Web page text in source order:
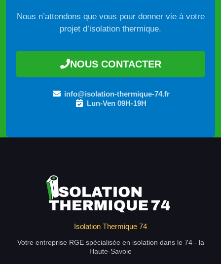
Nous n’attendons que vous pour donner vie à votre
projet d’isolation thermique.
NOUS CONTACTER
info@isolation-thermique-74.fr
Lun-Ven 09H-19H
Isolation Thermique 74
Votre entreprise RGE spécialisée en isolation dans le 74 - la
Haute-Savoie